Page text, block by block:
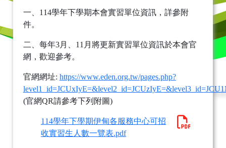
一、114學年下學期本會實習單位資訊，詳參附
件。
二、每年3月、11月將更新實習單位資訊於本會官
網，歡迎參考。
官網網址: https://www.eden.org.tw/pages.php?
(官網QR請參考下列附圖)
114學年下學期伊甸各服務中心可招
收實習生人數一覽表.pdf